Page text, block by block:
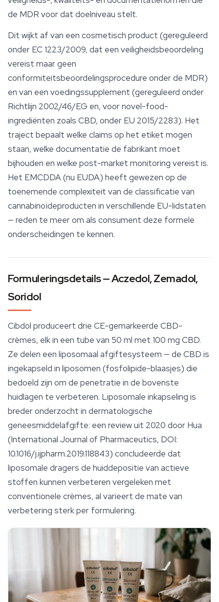
de MDR voor dat doelniveau stelt.
Dit wijkt af van een cosmetisch product (gereguleerd
onder EC 1223/2009, dat een veiligheidsbeoordeling
vereist maar geen
conformiteitsbeoordelingsprocedure onder de MDR)
en van een voedingssupplement (gereguleerd onder
Richtlijn 2002/46/EG en, voor novel-food-
ingrediënten zoals CBD, onder EU 2015/2283). Het
traject bepaalt welke claims op het etiket mogen
staan, welke documentatie de fabrikant moet
bijhouden en welke post-market monitoring vereist is.
Het EMCDDA (nu EUDA) heeft gewezen op de
toenemende complexiteit van de classificatie van
cannabinoïdeproducten in verschillende EU-lidstaten
— reden te meer om als consument deze formele
onderscheidingen te kennen.
Formuleringsdetails — Aczedol, Zemadol,
Soridol
Cibdol produceert drie CE-gemarkeerde CBD-
crèmes, elk in een tube van 50 ml met 100 mg CBD.
Ze delen een liposomaal afgiftesysteem — de CBD is
ingekapseld in liposomen (fosfolipide-blaasjes) die
bedoeld zijn om de penetratie in de bovenste
huidlagen te verbeteren. Liposomale inkapseling is
breder onderzocht in dermatologische
geneesmiddelafgifte: een review uit 2020 door Hua
(International Journal of Pharmaceutics, DOI:
10.1016/j.ijpharm.2019.118843) concludeerde dat
liposomale dragers de huiddepositie van actieve
stoffen kunnen verbeteren vergeleken met
conventionele crèmes, al varieert de mate van
verbetering sterk per formulering.